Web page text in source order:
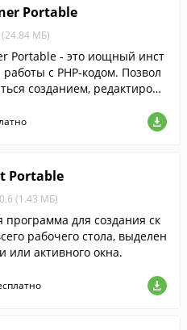
Portable
(24.84 МБ)
Portable - это иощный инст
с PHP-кодом. Позвол
созданием, редактирова
Portable
(1.43 МБ)
программа для создания ск
рабочего стола, выделен
или активного окна.